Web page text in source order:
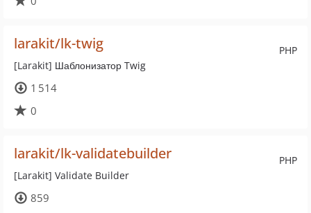
PHP
larakit/lk-twig
[Larakit] Шаблонизатор Twig
1 514
0
PHP
larakit/lk-validatebuilder
[Larakit] Validate Builder
859